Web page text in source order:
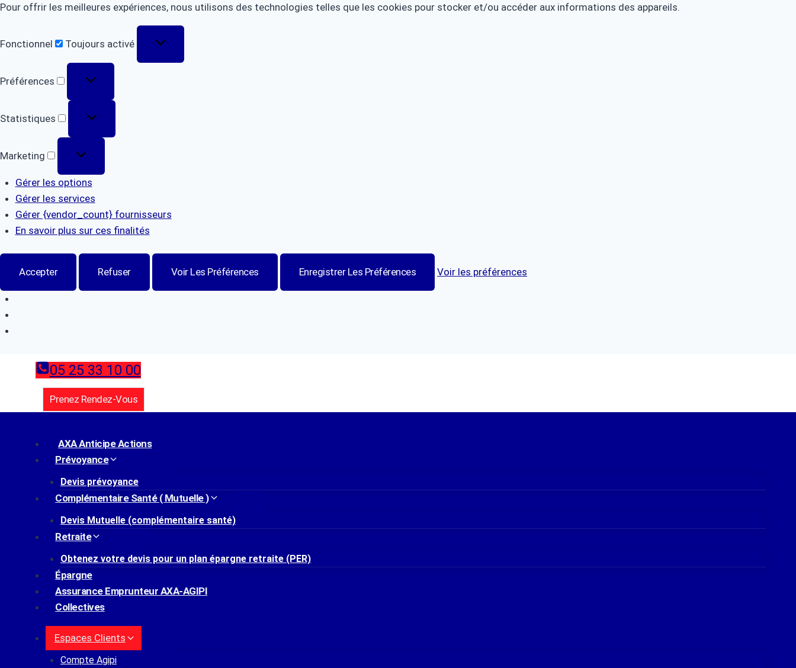
Pour offrir les meilleures expériences, nous utilisons des technologies telles que les cookies pour stocker et/ou accéder aux informations des appareils.
Fonctionnel
Toujours activé
Préférences
Statistiques
Marketing
Gérer les options
Gérer les services
Gérer {vendor_count} fournisseurs
En savoir plus sur ces finalités
Accepter Refuser Voir Les Préférences Enregistrer Les Préférences Voir les préférences
05 25 33 10 00
Prenez Rendez-Vous
AXA Anticipe Actions
Prévoyance
Devis prévoyance
Complémentaire Santé ( Mutuelle )
Devis Mutuelle (complémentaire santé)
Retraite
Obtenez votre devis pour un plan épargne retraite (PER)
Épargne
Assurance Emprunteur AXA-AGIPI
Collectives
Espaces Clients
Compte Agipi